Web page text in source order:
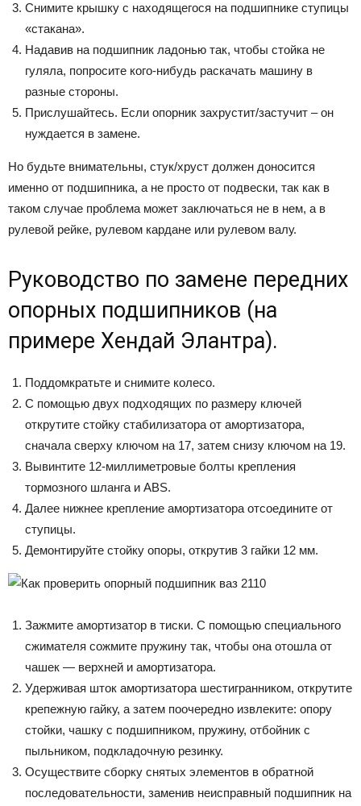
Снимите крышку с находящегося на подшипнике ступицы
«стакана».
Надавив на подшипник ладонью так, чтобы стойка не
гуляла, попросите кого-нибудь раскачать машину в
разные стороны.
Прислушайтесь. Если опорник захрустит/застучит – он
нуждается в замене.
Но будьте внимательны, стук/хруст должен доносится
именно от подшипника, а не просто от подвески, так как в
таком случае проблема может заключаться не в нем, а в
рулевой рейке, рулевом кардане или рулевом валу.
Руководство по замене передних
опорных подшипников (на
примере Хендай Элантра).
Поддомкратьте и снимите колесо.
С помощью двух подходящих по размеру ключей
открутите стойку стабилизатора от амортизатора,
сначала сверху ключом на 17, затем снизу ключом на 19.
Вывинтите 12-миллиметровые болты крепления
тормозного шланга и ABS.
Далее нижнее крепление амортизатора отсоедините от
ступицы.
Демонтируйте стойку опоры, открутив 3 гайки 12 мм.
Зажмите амортизатор в тиски. С помощью специального
сжимателя сожмите пружину так, чтобы она отошла от
чашек — верхней и амортизатора.
Удерживая шток амортизатора шестигранником, открутите
крепежную гайку, а затем поочередно извлеките: опору
стойки, чашку с подшипником, пружину, отбойник с
пыльником, подкладочную резинку.
Осуществите сборку снятых элементов в обратной
последовательности, заменив неисправный подшипник на